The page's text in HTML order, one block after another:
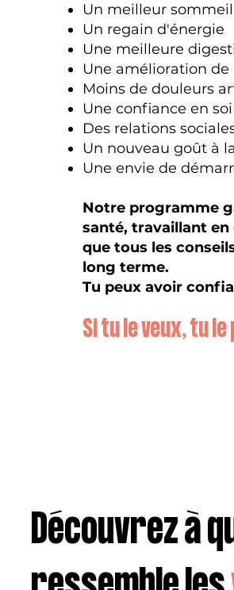
Un meilleur sommeil
Un regain d'énergie
Une meilleure
Une amélioration de
Moins de douleurs
Une confiance en
Des relations
Un nouveau goût à
Une envie de
Notre programme
santé, travaillant en
que tous les
long terme.
Tu peux avoir
Si tu le veux, tu le
Découvrez à